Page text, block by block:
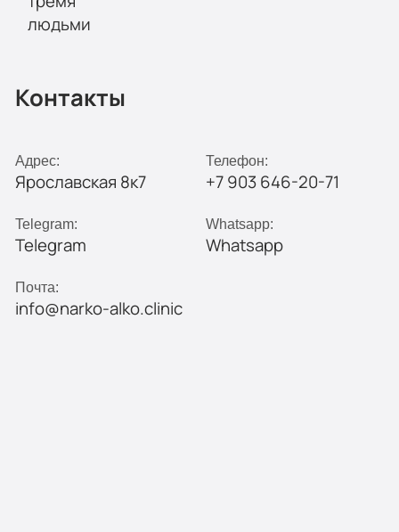
Контакты
Адрес:
Ярославская 8к7
Телефон:
+7 903 646-20-71
Telegram:
Telegram
Whatsapp:
Whatsapp
Почта:
info@narko-alko.clinic